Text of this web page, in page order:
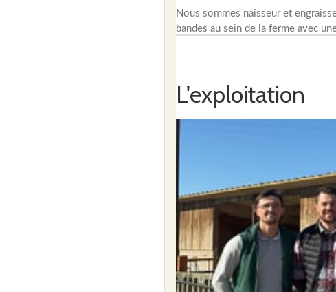
Nous sommes naisseur et
bandes au sein de la ferme avec
Nos cochons sont un croisement
Ce croisement a un côté plutôt
L'exploitation